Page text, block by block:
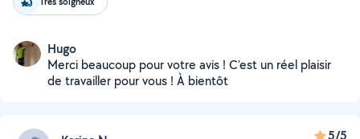
Hugo
Merci beaucoup pour votre avis ! C'est un réel plaisir
de travailler pour vous ! À bientôt
5/5